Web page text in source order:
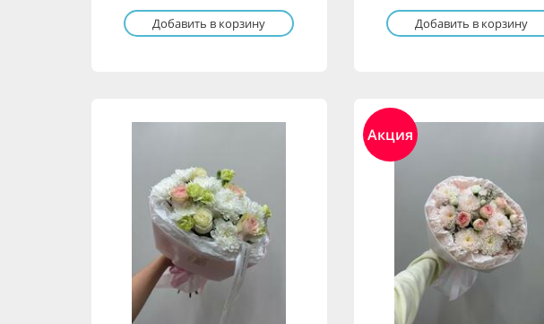
Добавить в корзину Добавить в корзину
Акция